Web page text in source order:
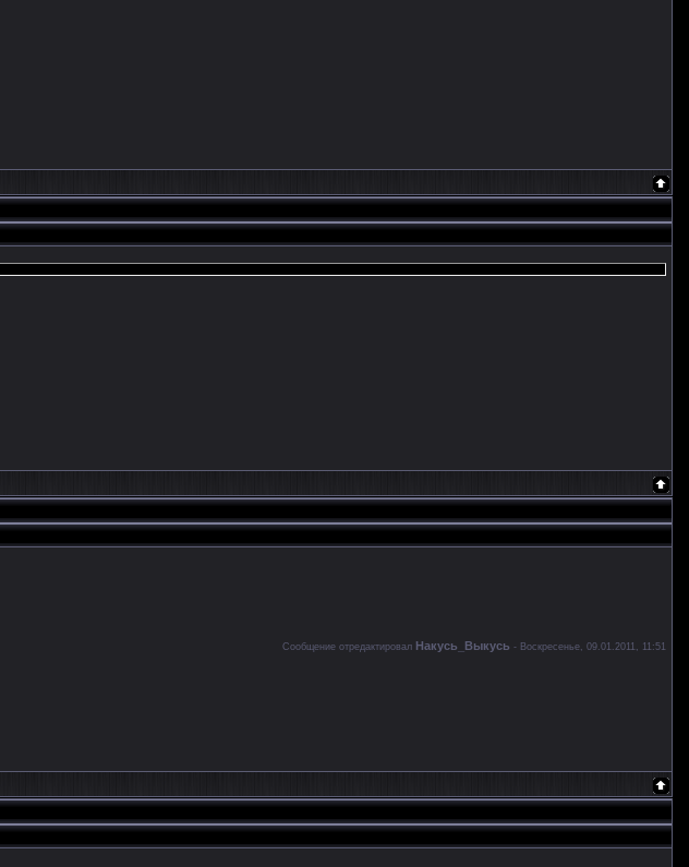
Сообщение отредактировал Накусь_Выкусь - Воскресенье, 09.01.2011, 11:51